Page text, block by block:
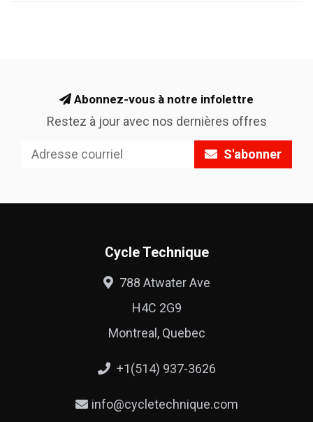
Abonnez-vous à notre infolettre
Restez à jour avec nos dernières offres
S'abonner
Cycle Technique
788 Atwater Ave
H4C 2G9
Montreal, Quebec
+1(514) 937-3626
info@cycletechnique.com